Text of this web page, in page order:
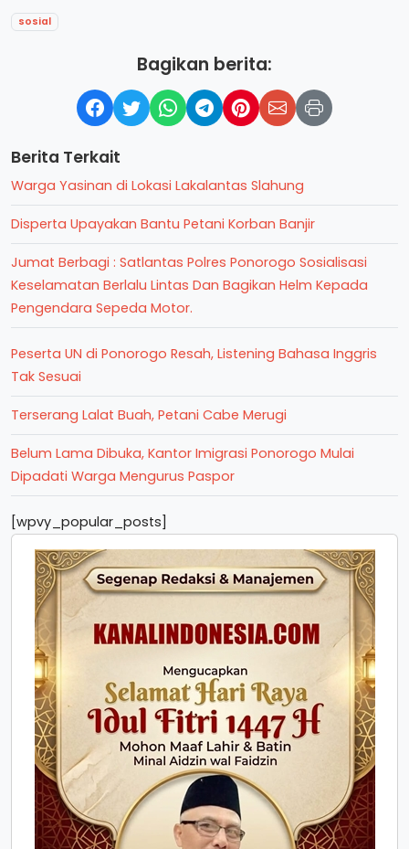
sosial
Bagikan berita:
Berita Terkait
Warga Yasinan di Lokasi Lakalantas Slahung
Disperta Upayakan Bantu Petani Korban Banjir
Jumat Berbagi : Satlantas Polres Ponorogo Sosialisasi
Keselamatan Berlalu Lintas Dan Bagikan Helm Kepada
Pengendara Sepeda Motor.
Peserta UN di Ponorogo Resah, Listening Bahasa Inggris
Tak Sesuai
Terserang Lalat Buah, Petani Cabe Merugi
Belum Lama Dibuka, Kantor Imigrasi Ponorogo Mulai
Dipadati Warga Mengurus Paspor
[wpvy_popular_posts]